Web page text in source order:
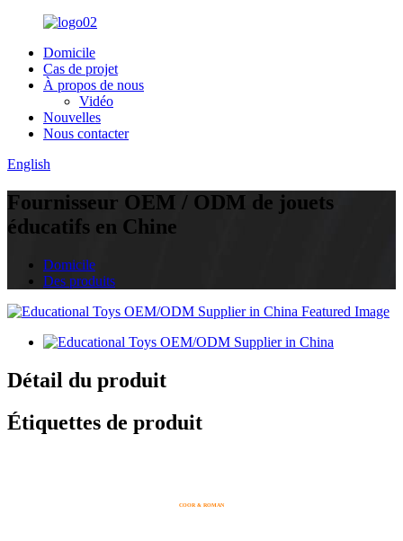
Domicile
Cas de projet
À propos de nous
Vidéo
Nouvelles
Nous contacter
English
Fournisseur OEM / ODM de jouets
éducatifs en Chine
Domicile
Des produits
Détail du produit
Étiquettes de produit
COOR & ROMAN